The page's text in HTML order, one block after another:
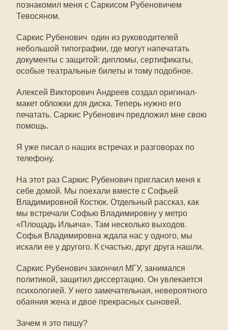
познакомил меня с Саркисом Рубеновичем
Тевосяном.
Саркис Рубенович  один из руководителей
небольшой типографии, где могут напечатать
документы с защитой: дипломы, сертификаты,
особые театральные билеты и тому подобное.
Алексей Викторович Андреев создал оригинал-
макет обложки для диска. Теперь нужно его
печатать. Саркис Рубенович предложил мне свою
помощь.
Я уже писал о наших встречах и разговорах по
телефону.
На этот раз Саркис Рубенович пригласил меня к
себе домой. Мы поехали вместе с Софьей
Владимировной Костюк. Отдельный рассказ, как
мы встречали Софью Владимировну у метро
«Площадь Ильича». Там несколько выходов.
Софья Владимировна ждала нас у одного, мы
искали ее у другого. К счастью, друг друга нашли.
Саркис Рубенович закончил МГУ, занимался
политикой, защитил диссертацию. Он увлекается
психологией. У него замечательная, невероятного
обаяния жена и двое прекрасных сыновей.
Зачем я это пишу?